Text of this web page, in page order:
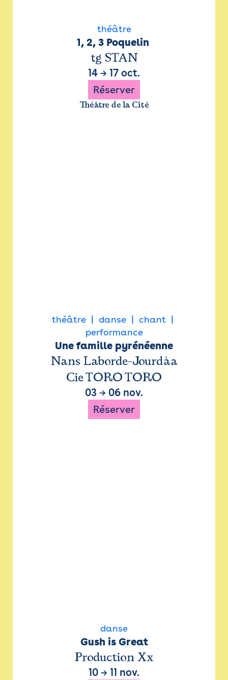
théâtre
1, 2, 3 Poquelin
tg STAN
14 → 17 oct.
Réserver
Théâtre de la Cité
théâtre danse
chant
performance
Une famille pyrénéenne
Nans Laborde-Jourdàa
Cie TORO TORO
03 → 06 nov.
Réserver
danse
Gush is Great
Production Xx
10 → 11 nov.